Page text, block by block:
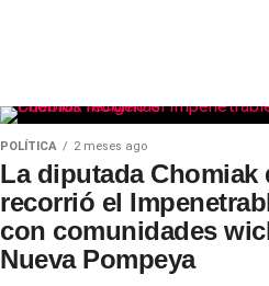
POLÍTICA 2 meses ago
La diputada Chomiak
recorrió el
con comunidades
Nueva Pompeya